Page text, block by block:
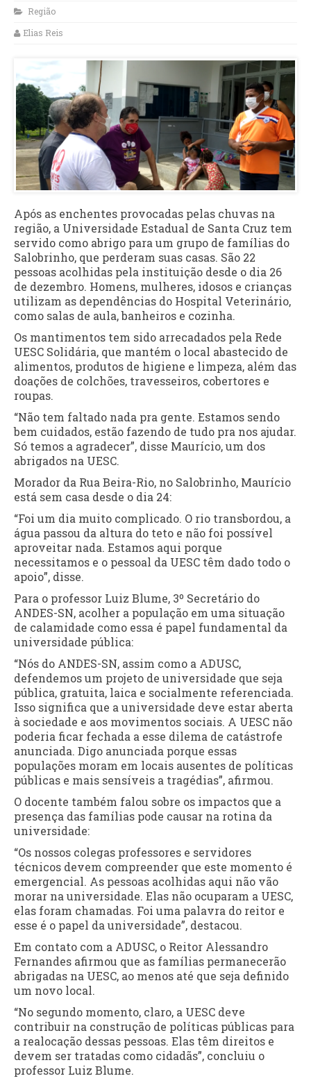
Região
Elias Reis
Após as enchentes provocadas pelas chuvas na
região, a Universidade Estadual de Santa Cruz tem
servido como abrigo para um grupo de famílias do
Salobrinho, que perderam suas casas. São 22
pessoas acolhidas pela instituição desde o dia 26
de dezembro. Homens, mulheres, idosos e crianças
utilizam as dependências do Hospital Veterinário,
como salas de aula, banheiros e cozinha.
Os mantimentos tem sido arrecadados pela Rede
UESC Solidária, que mantém o local abastecido de
alimentos, produtos de higiene e limpeza, além das
doações de colchões, travesseiros, cobertores e
roupas.
“Não tem faltado nada pra gente. Estamos sendo
bem cuidados, estão fazendo de tudo pra nos ajudar.
Só temos a agradecer”, disse Maurício, um dos
abrigados na UESC.
Morador da Rua Beira-Rio, no Salobrinho, Maurício
está sem casa desde o dia 24:
“Foi um dia muito complicado. O rio transbordou, a
água passou da altura do teto e não foi possível
aproveitar nada. Estamos aqui porque
necessitamos e o pessoal da UESC têm dado todo o
apoio”, disse.
Para o professor Luiz Blume, 3º Secretário do
ANDES-SN, acolher a população em uma situação
de calamidade como essa é papel fundamental da
universidade pública:
“Nós do ANDES-SN, assim como a ADUSC,
defendemos um projeto de universidade que seja
pública, gratuita, laica e socialmente referenciada.
Isso significa que a universidade deve estar aberta
à sociedade e aos movimentos sociais. A UESC não
poderia ficar fechada a esse dilema de catástrofe
anunciada. Digo anunciada porque essas
populações moram em locais ausentes de políticas
públicas e mais sensíveis a tragédias”, afirmou.
O docente também falou sobre os impactos que a
presença das famílias pode causar na rotina da
universidade:
“Os nossos colegas professores e servidores
técnicos devem compreender que este momento é
emergencial. As pessoas acolhidas aqui não vão
morar na universidade. Elas não ocuparam a UESC,
elas foram chamadas. Foi uma palavra do reitor e
esse é o papel da universidade”, destacou.
Em contato com a ADUSC, o Reitor Alessandro
Fernandes afirmou que as famílias permanecerão
abrigadas na UESC, ao menos até que seja definido
um novo local.
“No segundo momento, claro, a UESC deve
contribuir na construção de políticas públicas para
a realocação dessas pessoas. Elas têm direitos e
devem ser tratadas como cidadãs”, concluiu o
professor Luiz Blume.